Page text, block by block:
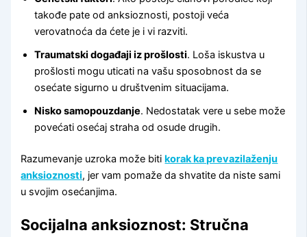
takođe pate od anksioznosti, postoji veća
verovatnoća da ćete je i vi razviti.
Traumatski događaji iz prošlosti. Loša iskustva u
prošlosti mogu uticati na vašu sposobnost da se
osećate sigurno u društvenim situacijama.
Nisko samopouzdanje. Nedostatak vere u sebe može
povećati osećaj straha od osude drugih.
Razumevanje uzroka može bitikorak ka prevazilaženju
anksioznosti, jer vam pomaže da shvatite da niste sami
u svojim osećanjima.
Socijalna anksioznost: Stručna